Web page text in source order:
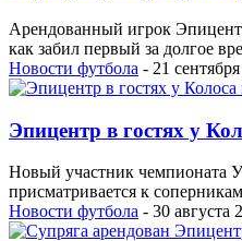
Арендованный игрок
как забил первый за долгое
Новости футбола - 21
Эпицентр в гостях у
Новый участник чемпионата
присматривается к
Новости футбола - 30 августа